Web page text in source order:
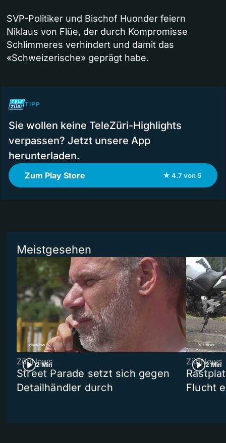
SVP-Politiker und Bischof Huonder feiern
Niklaus von Flüe, der durch Kompromisse
Schlimmeres verhindert und damit das
«Schweizerische» geprägt habe.
TIPP
Sie wollen keine TeleZüri-Highlights
verpassen? Jetzt unsere App
herunterladen.
Zum Play Store ★ 4.7 von 5
Meistgesehen
2 Min
ZüriNews
Street Parade setzt sich gegen
Detailhändler durch
2 Min
ZüriNews
Flucht